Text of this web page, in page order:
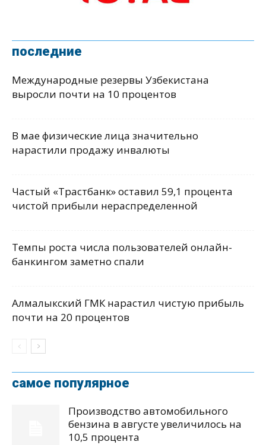
последние
Международные резервы Узбекистана
выросли почти на 10 процентов
В мае физические лица значительно
нарастили продажу инвалюты
Частый «Трастбанк» оставил 59,1 процента
чистой прибыли нераспределенной
Темпы роста числа пользователей онлайн-
банкингом заметно спали
Алмалыкский ГМК нарастил чистую прибыль
почти на 20 процентов
самое популярное
Производство автомобильного
бензина в августе увеличилось на
10,5 процента